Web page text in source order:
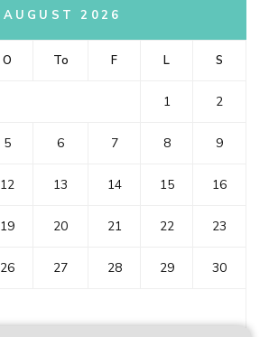
AUGUST 2026
O To F L S
1 2
5 6 7 8 9
12 13 14 15 16
19 20 21 22 23
26 27 28 29 30